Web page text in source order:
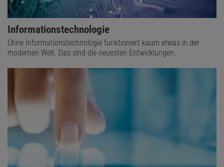
Informationstechnologie
Ohne Informationstechnologie funktioniert kaum etwas in der
modernen Welt. Das sind die neuesten Entwicklungen.